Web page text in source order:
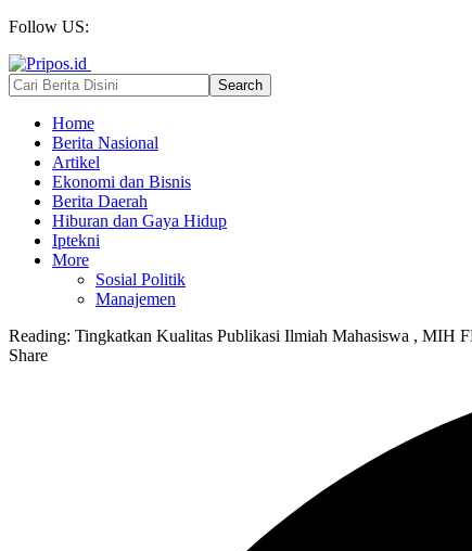
Follow US:
Home
Berita Nasional
Artikel
Ekonomi dan Bisnis
Berita Daerah
Hiburan dan Gaya Hidup
Iptekni
More
Sosial Politik
Manajemen
Reading: Tingkatkan Kualitas Publikasi Ilmiah Mahasiswa , MIH
Share